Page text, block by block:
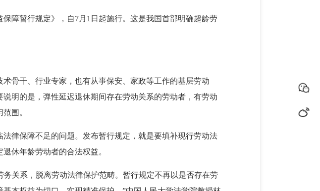
障暂行规定》，自7月1日起施行。这是我国首部明确超龄劳
骨干、行业专家，也有从事保安、家政等工作的基层劳动
明的是，弹性延迟退休期间存在劳动关系的劳动者，有劳动
围。
律保障不足的问题。发布暂行规定，就是要填补现行劳动法
休年龄劳动者的合法权益。
关系，脱离劳动法律保护范畴。暂行规定不再以是否存在劳